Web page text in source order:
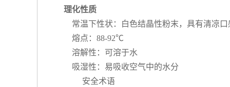
理化性质
常温下性状：白色结晶性粉末，具有清凉
熔点：88-92℃
溶解性：可溶于水
吸湿性：易吸收空气中的水分
安全术语